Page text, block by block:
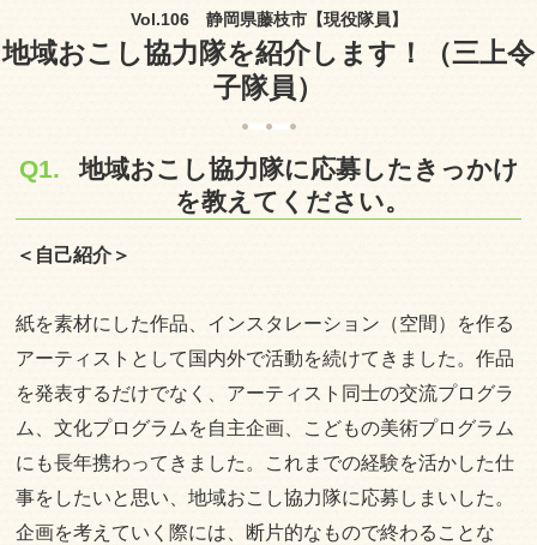
Vol.106 静岡県藤枝市【現役隊員】
地域おこし協力隊を紹介します！（三上令
子隊員）
Q1.
地域おこし協力隊に応募したきっかけ
を教えてください。
＜自己紹介＞
紙を素材にした作品、インスタレーション（空間）を作る
アーティストとして国内外で活動を続けてきました。作品
を発表するだけでなく、アーティスト同士の交流プログラ
ム、文化プログラムを自主企画、こどもの美術プログラム
にも長年携わってきました。これまでの経験を活かした仕
事をしたいと思い、地域おこし協力隊に応募しまいした。
企画を考えていく際には、断片的なもので終わることな